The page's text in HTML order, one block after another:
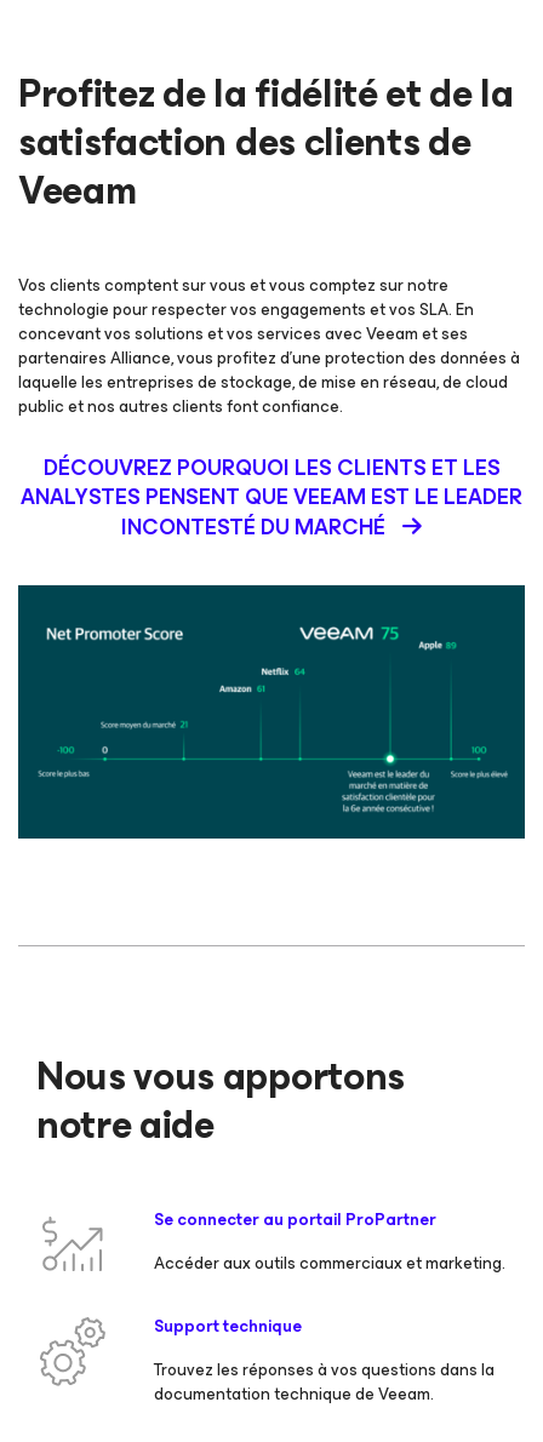
Profitez de la fidélité et de la
satisfaction des clients de
Veeam
Vos clients comptent sur vous et vous comptez sur notre
technologie pour respecter vos engagements et vos SLA. En
concevant vos solutions et vos services avec Veeam et ses
partenaires Alliance, vous profitez d’une protection des données à
laquelle les entreprises de stockage, de mise en réseau, de cloud
public et nos autres clients font confiance.
DÉCOUVREZ POURQUOI LES CLIENTS ET LES
ANALYSTES PENSENT QUE VEEAM EST LE LEADER
INCONTESTÉ DU MARCHÉ
Nous vous apportons
notre aide
Se connecter au portail ProPartner
Accéder aux outils commerciaux et marketing.
Support technique
Trouvez les réponses à vos questions dans la
documentation technique de Veeam.